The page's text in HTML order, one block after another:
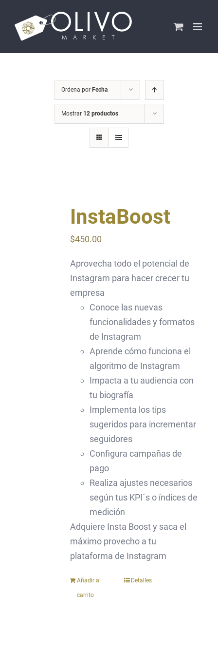
contenido
Ordena por Fecha
Mostrar 12 productos
InstaBoost
$450.00
Aprovecha todo el potencial de
Instagram para hacer crecer tu
empresa
Conoce las nuevas
funcionalidades y formatos
de Instagram
Aprende cómo funciona el
algoritmo de Instagram
Impacta a tu audiencia con
tu biografía
Implementa los tips
sugeridos para incrementar
seguidores
Configura campañas de
pago
Realiza ajustes necesarios
según tus KPI´s o índices de
medición
Adquiere Insta Boost y saca el
máximo provecho a tu
plataforma de Instagram
Añadir al
carrito
Detalles